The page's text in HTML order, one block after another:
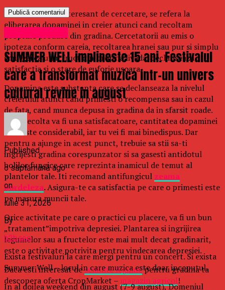
Un alt element interesant de cercetare, se refera la
eliberarea dopaminei in creier atunci cand recoltam
propriile produse din gradina. Cercetatorii au emis o
ipoteza conform careia, recoltarea hranei sau pur si simplu
smulgerea unui fruct din propria livada, declanseaza
satisfactia si o stare de euforie usoara.
Dopamina este substanta care se declanseaza la nivelul
creierului atunci cand primesti o recompensa sau in cazul
de fata, cand munca depusa in gradina da in sfarsit roade.
Daca recolta va fi una satisfacatoare, cantitatea dopaminei
va creste considerabil, iar tu vei fi mai binedispus. Dar
pentru a ajunge in acest punct, trebuie sa stii sa-ti
ingrijesti gradina corespunzator si sa gasesti antidotul
bolilor fungice care reprezinta inamicul de temut al
plantelor tale. Iti recomand antifungicul zeama
bordeleza.Asigura-te ca satisfactia pe care o primesti este
pe masura muncii tale.
Orice activitate pe care o practici cu placere, va fi un bun
„tratament”impotriva depresiei. Plantarea si ingrijirea
legumelor sau a fructelor este mai mult decat gradinarit,
este o activitate potrivita pentru vindecarea depresiei.
Daca esti interesat deseminte legumepentru gradina ta
descopera oferta CropMarket – magazin agricol!
SUMMER WELL implineste 15 ani. Festivalul
care a transformat muzica intr-un univers
cultural revine in august
Published
o săptămână ago
on
iulie 31, 2026
By
b2bseo
Exista festivaluri la care mergi pentru un concert. Si exista
Summer Well – locul in care muzica este doar inceputul.
In al doilea weekend din august (7-9 august), Domeniul